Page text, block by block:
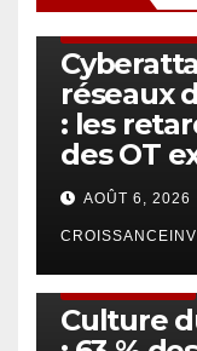
réseaux
: les
des OT
AOÛT 6, 2026
Culture